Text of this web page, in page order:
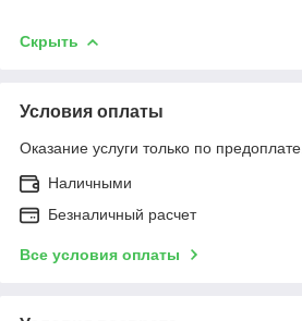
Скрыть
Условия оплаты
Оказание услуги только по предоплате.
Наличными
Безналичный расчет
Все условия оплаты